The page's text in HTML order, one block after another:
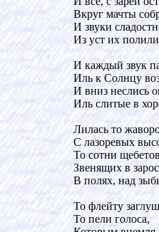
Вкруг мачты
И звуки
Из уст их
И каждый звук
Иль к Солнцу
И вниз неслись
Иль слитые в
Лилась то
С лазоревых
То сотни
Звенящих в
В полях, над
То флейту
То пели голоса,